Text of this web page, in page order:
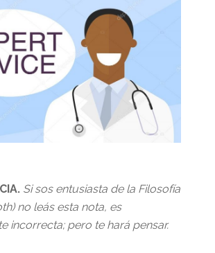
Si sos entusiasta de la Filosofía
no leás esta nota, es
incorrecta; pero te hará pensar.